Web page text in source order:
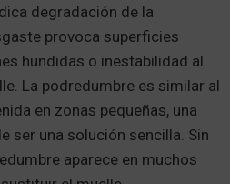
degradación de la
provoca superficies
hundidas o inestabilidad al
La podredumbre es similar al
en zonas pequeñas, una
ser una solución sencilla. Sin
aparece en muchos